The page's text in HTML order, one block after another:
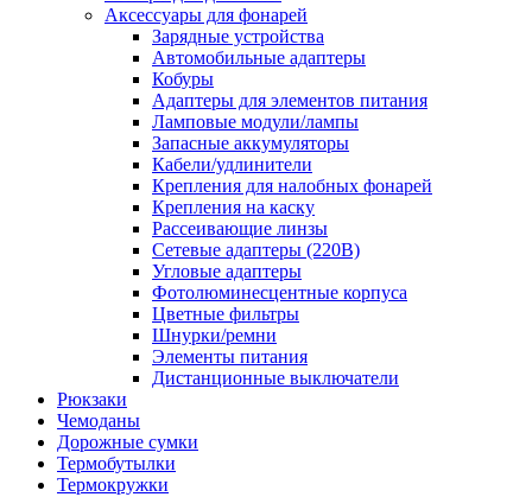
Аксессуары для фонарей
Зарядные устройства
Автомобильные адаптеры
Кобуры
Адаптеры для элементов питания
Ламповые модули/лампы
Запасные аккумуляторы
Кабели/удлинители
Крепления для налобных фонарей
Крепления на каску
Рассеивающие линзы
Сетевые адаптеры (220В)
Угловые адаптеры
Фотолюминесцентные корпуса
Цветные фильтры
Шнурки/ремни
Элементы питания
Дистанционные выключатели
Рюкзаки
Чемоданы
Дорожные сумки
Термобутылки
Термокружки